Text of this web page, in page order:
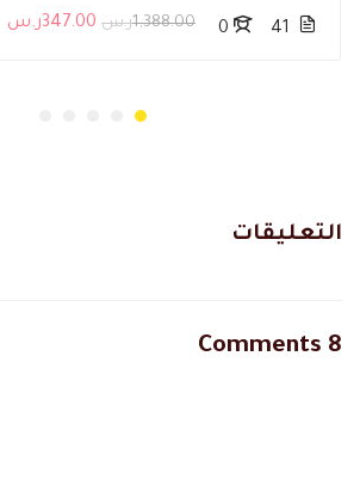
41
0 1,388.00ر.س 347.00ر.س
التعليقات
8 Comments